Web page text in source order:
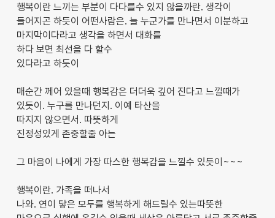
행복이란 느끼는 부분이 다다를수 있지 않을까란. 생각이
들어지곤 하듯이 어떤사람은. 늘 누군가를 만나면서 이분하고
마지막이다라고 생각을 하면서 대화를
하다 보면 최선을 다 할수
있다라고 하듯이
매순간 께어 있을때 행복감은 더더욱 깊어 진다고 느낄때가
있듯이. 누구를 만나던지. 이예 타산을
따지지 않으면서. 따뜻하게
진정성있게 존중할줄 아는
그 마음이 나에게 가장 따스한 행복감을 느낄수 있듯이~~~
행복이란. 가족을 떠나서
나와. 연이 닿은 모두를 행복하게 해드릴수 있는따뜻한